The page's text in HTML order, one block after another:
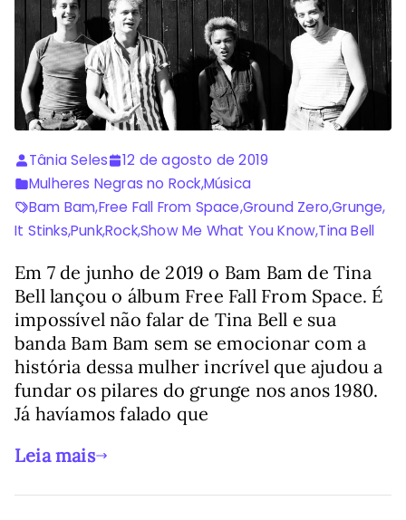
Tânia Seles
12 de agosto de 2019
Mulheres Negras no Rock,Música
Bam Bam,Free Fall From Space,Ground Zero,Grunge,
It Stinks,Punk,Rock,Show Me What You Know,Tina Bell
Em 7 de junho de 2019 o Bam Bam de Tina
Bell lançou o álbum Free Fall From Space. É
impossível não falar de Tina Bell e sua
banda Bam Bam sem se emocionar com a
história dessa mulher incrível que ajudou a
fundar os pilares do grunge nos anos 1980.
Já havíamos falado que
Leia mais